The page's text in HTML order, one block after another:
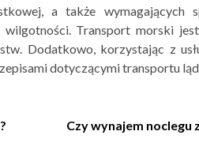
a także wymagających
Transport morski
Dodatkowo, korzystając z
dotyczącymi transportu
Czy wynajem noclegu